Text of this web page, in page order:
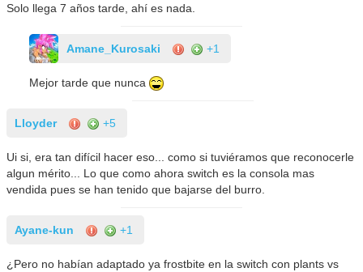
Solo llega 7 años tarde, ahí es nada.
Amane_Kurosaki +1
Mejor tarde que nunca
Lloyder +5
Ui si, era tan difícil hacer eso... como si tuviéramos que reconocerle
algun mérito... Lo que como ahora switch es la consola mas
vendida pues se han tenido que bajarse del burro.
Ayane-kun +1
¿Pero no habían adaptado ya frostbite en la switch con plants vs